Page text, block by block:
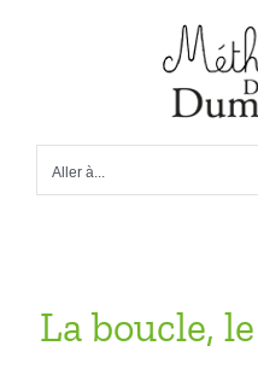
Aller à...
La boucle,